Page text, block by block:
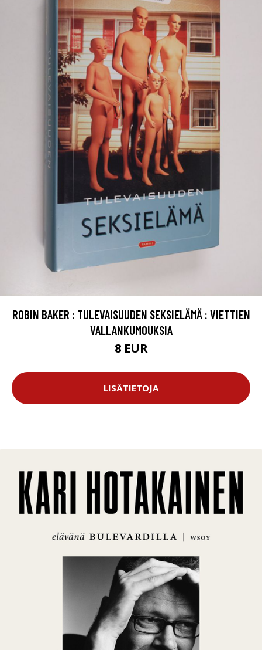
ROBIN BAKER : TULEVAISUUDEN SEKSIELÄMÄ : VIETTIEN
VALLANKUMOUKSIA
8 EUR
LISÄTIETOJA